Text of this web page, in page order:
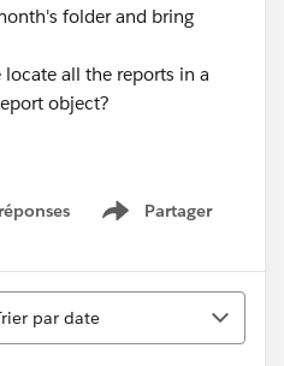
folder and bring
all the reports in a
object?
Partager
Show menu
par date